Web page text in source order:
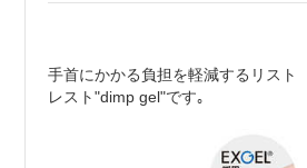
手首にかかる負担を軽減するリスト
レスト"dimp gel"です｡